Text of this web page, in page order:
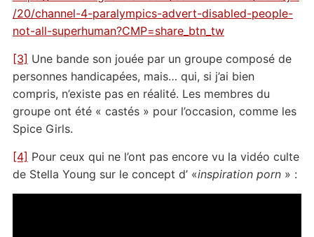
/20/channel-4-paralympics-advert-disabled-people-
not-all-superhuman?CMP=share_btn_tw
[3] Une bande son jouée par un groupe composé de
personnes handicapées, mais… qui, si j’ai bien
compris, n’existe pas en réalité. Les membres du
groupe ont été « castés » pour l’occasion, comme les
Spice Girls.
[4] Pour ceux qui ne l’ont pas encore vu la vidéo culte
de Stella Young sur le concept d’ «inspiration porn» :